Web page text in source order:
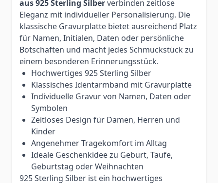
aus 925 Sterling Silberverbinden zeitlose
Eleganz mit individueller Personalisierung. Die
klassische Gravurplatte bietet ausreichend Platz
für Namen, Initialen, Daten oder persönliche
Botschaften und macht jedes Schmuckstück zu
einem besonderen Erinnerungsstück.
Hochwertiges 925 Sterling Silber
Klassisches Identarmband mit Gravurplatte
Individuelle Gravur von Namen, Daten oder
Symbolen
Zeitloses Design für Damen, Herren und
Kinder
Angenehmer Tragekomfort im Alltag
Ideale Geschenkidee zu Geburt, Taufe,
Geburtstag oder Weihnachten
925 Sterling Silber ist ein hochwertiges